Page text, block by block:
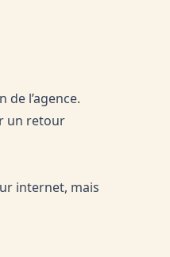
l’agence.
un retour
internet, mais